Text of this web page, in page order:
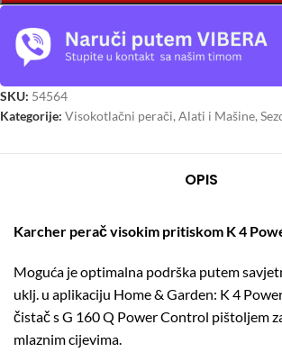
SKU: 54564
Kategorije: Visokotlačni perači, Alati i Mašine,
OPIS
Karcher perač visokim pritiskom K 4
Moguća je optimalna podrška putem
uklj. u aplikaciju Home & Garden: K 4
čistač s G 160 Q Power Control pištoljem
mlaznim cijevima.